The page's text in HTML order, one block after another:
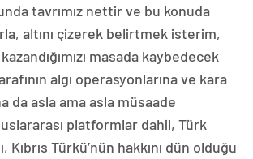
tavrımız nettir ve bu konuda
altını çizerek belirtmek isterim,
masada kaybedecek
algı operasyonlarına ve kara
da asla ama asla müsaade
platformlar dahil, Türk
Kıbrıs Türkü’nün hakkını dün olduğu